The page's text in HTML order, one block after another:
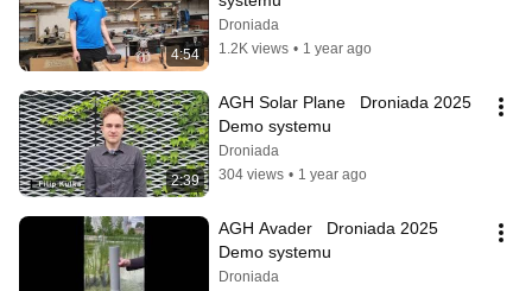
4:54
Droniada
1.2K views • 1 year ago
2:39
AGH Solar Plane   Droniada 2025
Demo systemu
Droniada
304 views • 1 year ago
AGH Avader   Droniada 2025
Demo systemu
Droniada